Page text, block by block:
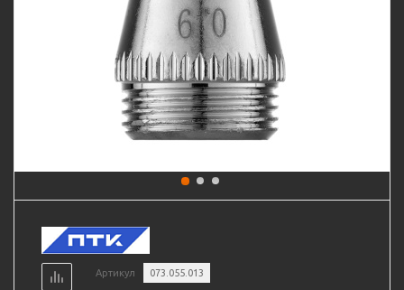
Артикул 073.055.013